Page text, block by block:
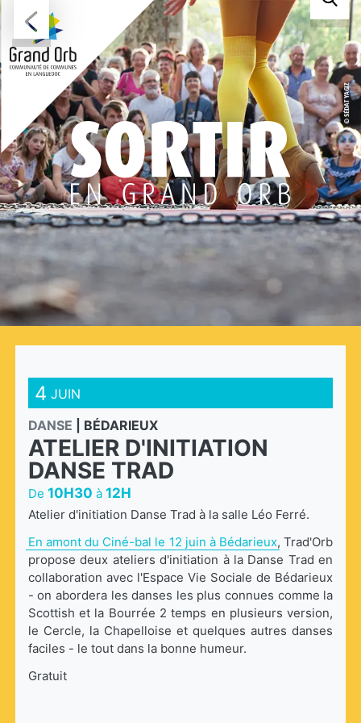
4 JUIN
DANSE
BÉDARIEUX
ATELIER D'INITIATION
DANSE TRAD
De 10H30 à 12H
Atelier d'initiation Danse Trad à la salle Léo Ferré.
En amont du Ciné-bal le 12 juin à Bédarieux, Trad'Orb
propose deux ateliers d'initiation à la Danse Trad en
collaboration avec l'Espace Vie Sociale de Bédarieux
- on abordera les danses les plus connues comme la
Scottish et la Bourrée 2 temps en plusieurs version,
le Cercle, la Chapelloise et quelques autres danses
faciles - le tout dans la bonne humeur.
Gratuit